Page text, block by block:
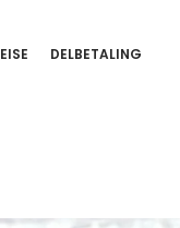
DELBETALING